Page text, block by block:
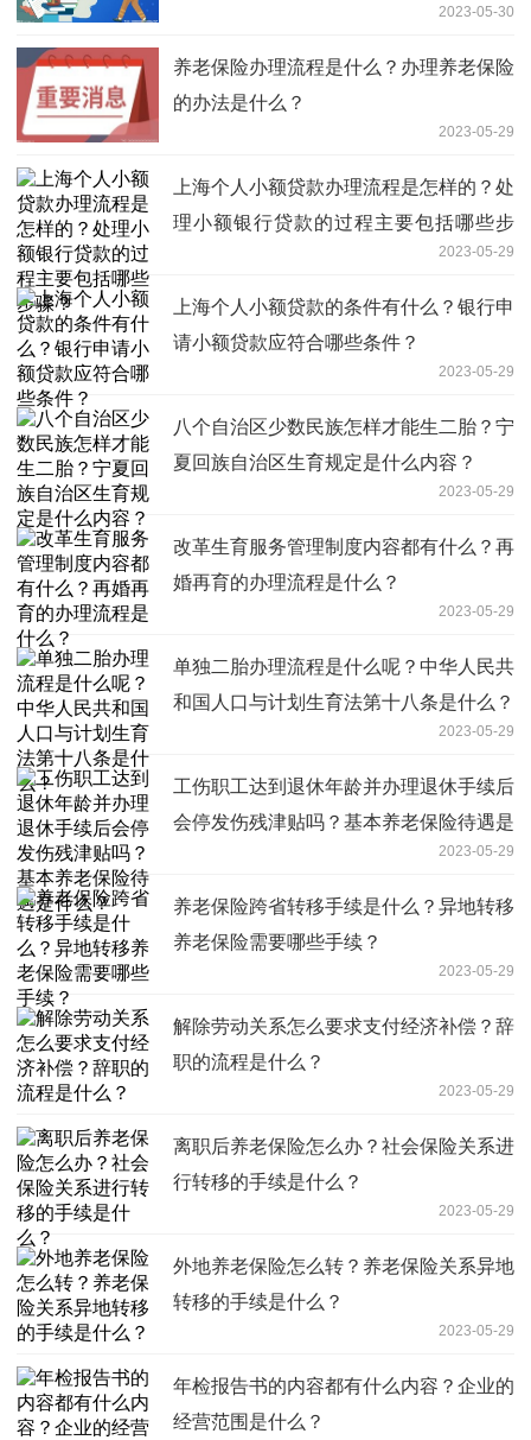
2023-05-30
养老保险办理流程是什么？办理养老保险
的办法是什么？
2023-05-29
上海个人小额贷款办理流程是怎样的？处
理小额银行贷款的过程主要包括哪些步
2023-05-29
上海个人小额贷款的条件有什么？银行申
请小额贷款应符合哪些条件？
2023-05-29
八个自治区少数民族怎样才能生二胎？宁
夏回族自治区生育规定是什么内容？
2023-05-29
改革生育服务管理制度内容都有什么？再
婚再育的办理流程是什么？
2023-05-29
单独二胎办理流程是什么呢？中华人民共
和国人口与计划生育法第十八条是什么？
2023-05-29
工伤职工达到退休年龄并办理退休手续后
会停发伤残津贴吗？基本养老保险待遇是
2023-05-29
养老保险跨省转移手续是什么？异地转移
养老保险需要哪些手续？
2023-05-29
解除劳动关系怎么要求支付经济补偿？辞
职的流程是什么？
2023-05-29
离职后养老保险怎么办？社会保险关系进
行转移的手续是什么？
2023-05-29
外地养老保险怎么转？养老保险关系异地
转移的手续是什么？
2023-05-29
年检报告书的内容都有什么内容？企业的
经营范围是什么？